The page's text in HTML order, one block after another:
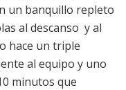
un banquillo repleto
al descanso y al
hace un triple
al equipo y uno
minutos que